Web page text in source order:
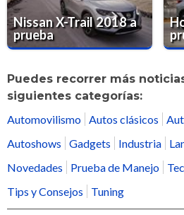
Nissan X-Trail 2018 a
prueba
Puedes recorrer más
siguientes categorías:
Automovilismo Autos clásicos
Autoshows
Gadgets Industria
Novedades
Prueba de Manejo
Tips y Consejos
Tuning